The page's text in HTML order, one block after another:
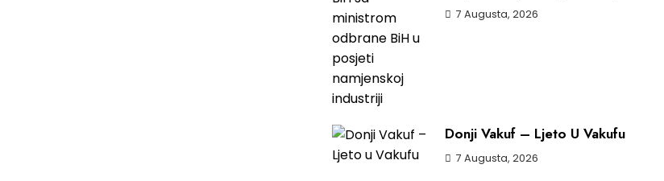
7 Augusta, 2026
Donji Vakuf – Ljeto U Vakufu
7 Augusta, 2026